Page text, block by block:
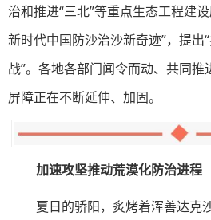
治和推进“三北”等重点生态工程建
新时代中国防沙治沙新奇迹”，提出“
战”。各地各部门闻令而动、共同推
屏障正在不断延伸、加固。
加速攻坚推动荒漠化防治进程
夏日的骄阳，炙烤着浑善达克